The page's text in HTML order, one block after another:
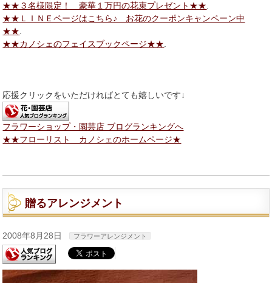
★★３名様限定！ 豪華１万円の花束プレゼント★★.
★★ＬＩＮＥページはこちら♪ お花のクーポンキャンペーン中
★★.
★★カノシェのフェイスブックページ★★.
応援クリックをいただければとても嬉しいです↓
フラワーショップ・園芸店 ブログランキングへ
★★フローリスト カノシェのホームページ★
贈るアレンジメント
2008年8月28日 フラワーアレンジメント